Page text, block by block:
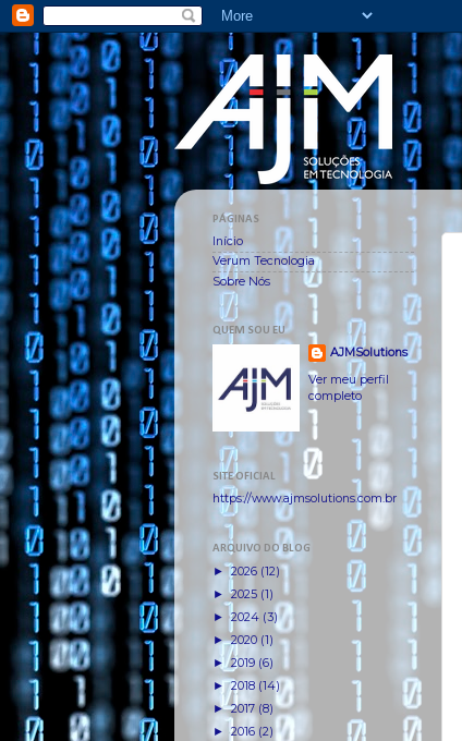
PÁGINAS
Início
Verum Tecnologia
Sobre Nós
QUEM SOU EU
AJMSolutions
Ver meu perfil
completo
SITE OFICIAL
https://www.ajmsolutions.com.br
ARQUIVO DO BLOG
►2026 (12)
►2025 (1)
►2024 (3)
►2020 (1)
►2019 (6)
►2018 (14)
►2017 (8)
►2016 (2)